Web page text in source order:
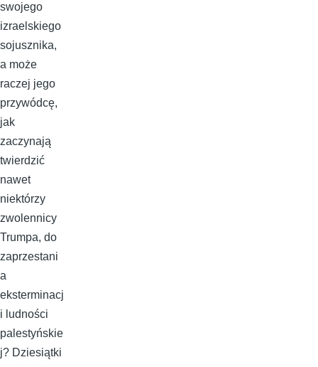
swojego
izraelskiego
sojusznika,
a może
raczej jego
przywódcę,
jak
zaczynają
twierdzić
nawet
niektórzy
zwolennicy
Trumpa, do
zaprzestani
a
eksterminacj
i ludności
palestyńskie
j? Dziesiątki